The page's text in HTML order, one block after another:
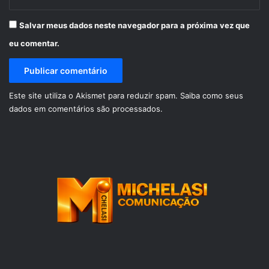
Salvar meus dados neste navegador para a próxima vez que
eu comentar.
Este site utiliza o Akismet para reduzir spam. Saiba como seus
dados em comentários são processados.